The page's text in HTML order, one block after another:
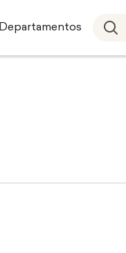
Departamentos